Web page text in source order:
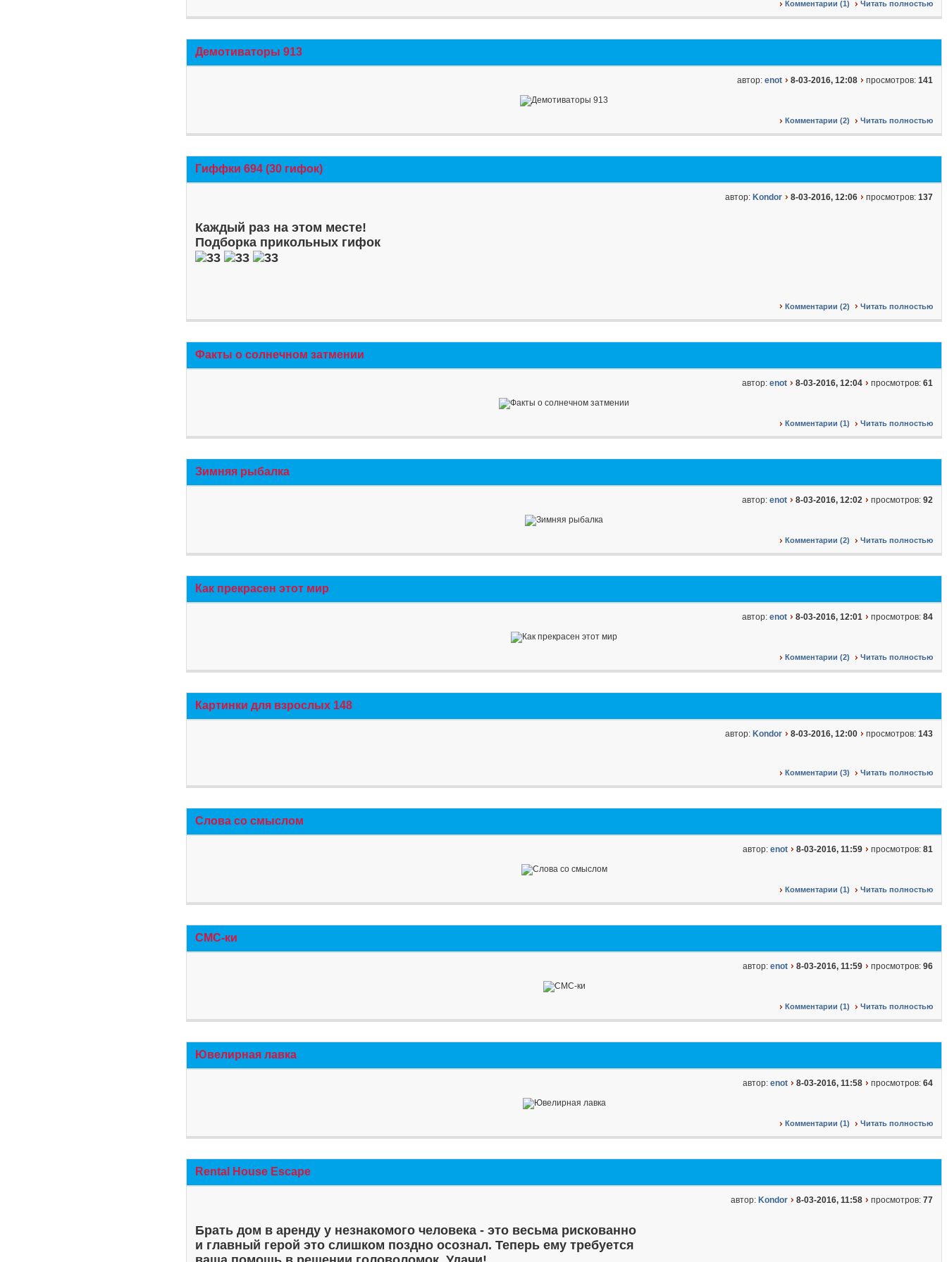
Комментарии (1) Читать полностью
Демотиваторы 913
автор: enot 8-03-2016, 12:08 просмотров: 141
Комментарии (2) Читать полностью
Гиффки 694 (30 гифок)
автор: Kondor 8-03-2016, 12:06 просмотров: 137
Каждый раз на этом месте!
Подборка прикольных гифок
Комментарии (2) Читать полностью
Факты о солнечном затмении
автор: enot 8-03-2016, 12:04 просмотров: 61
Комментарии (1) Читать полностью
Зимняя рыбалка
автор: enot 8-03-2016, 12:02 просмотров: 92
Комментарии (2) Читать полностью
Как прекрасен этот мир
автор: enot 8-03-2016, 12:01 просмотров: 84
Комментарии (2) Читать полностью
Картинки для взрослых 148
автор: Kondor 8-03-2016, 12:00 просмотров: 143
Комментарии (3) Читать полностью
Слова со смыслом
автор: enot 8-03-2016, 11:59 просмотров: 81
Комментарии (1) Читать полностью
СМС-ки
автор: enot 8-03-2016, 11:59 просмотров: 96
Комментарии (1) Читать полностью
Ювелирная лавка
автор: enot 8-03-2016, 11:58 просмотров: 64
Комментарии (1) Читать полностью
Rental House Escape
автор: Kondor 8-03-2016, 11:58 просмотров: 77
Брать дом в аренду у незнакомого человека - это весьма рискованно
и главный герой это слишком поздно осознал. Теперь ему требуется